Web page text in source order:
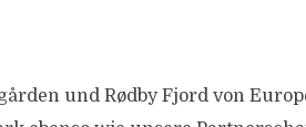
und Rødby Fjord von